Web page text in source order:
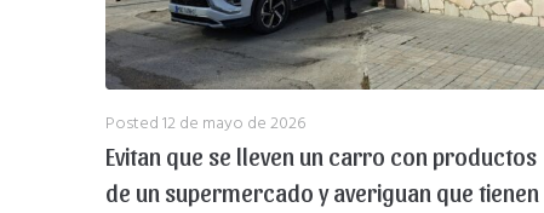
Posted12 de mayo de 2026
Evitan que se lleven un carro con productos
de un supermercado y averiguan que tienen